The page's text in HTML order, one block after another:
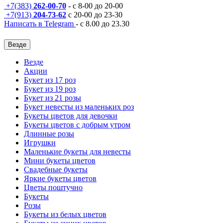
+7(383) 262-00-70 - с 8-00 до 20-00
+7(913) 204-73-62 с 20-00 до 23-30
Написать в Telegram - с 8.00 до 23.30
Везде
Везде
Акции
Букет из 17 роз
Букет из 19 роз
Букет из 21 розы
Букет невесты из маленьких роз
Букеты цветов для девочки
Букеты цветов с добрым утром
Длинные розы
Игрушки
Маленькие букеты для невесты
Мини букеты цветов
Свадебные букеты
Яркие букеты цветов
Цветы поштучно
Букеты
Розы
Букеты из белых цветов